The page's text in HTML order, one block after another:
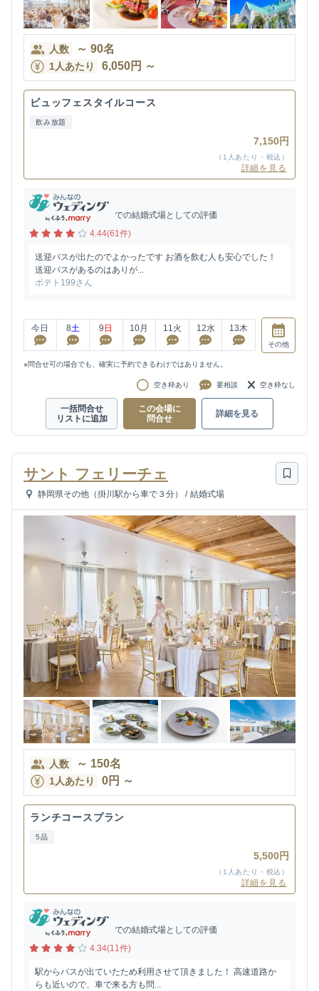
人数 ～ 90名
1人あたり 6,050円 ～
ビュッフェスタイルコース
飲み放題
7,150円
（1人あたり・税込）
詳細を見る
での結婚式場としての評価
4.44(61件)
送迎バスが出たのでよかったです お酒を飲む人も安心でした！
送迎バスがあるのはありが...
ポテト199さん
今日 8土 9 日 10月 11火 12水 13木
その他
※問合せ可の場合でも、確実に予約できるわけではありません。
空き枠あり 要相談 空き枠なし
一括問合せ
リストに追加
この会場に
問合せ
詳細を見る
サント フェリーチェ
静岡県その他（掛川駅から車で３分） / 結婚式場
人数 ～ 150名
1人あたり 0円 ～
ランチコースプラン
5品
5,500円
（1人あたり・税込）
詳細を見る
での結婚式場としての評価
4.34(11件)
駅からバスが出ていたため利用させて頂きました！ 高速道路か
らも近いので、車で来る方も問...